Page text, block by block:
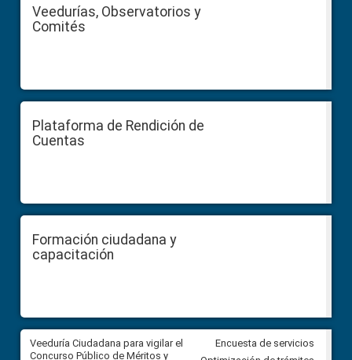
Veedurías, Observatorios y
Comités
Plataforma de Rendición de
Cuentas
Formación ciudadana y
capacitación
Veeduría Ciudadana para vigilar el
Concurso Público de Méritos y
Veeduría Ciudadana para
construcción del asfaltado de
Encuesta de servicios